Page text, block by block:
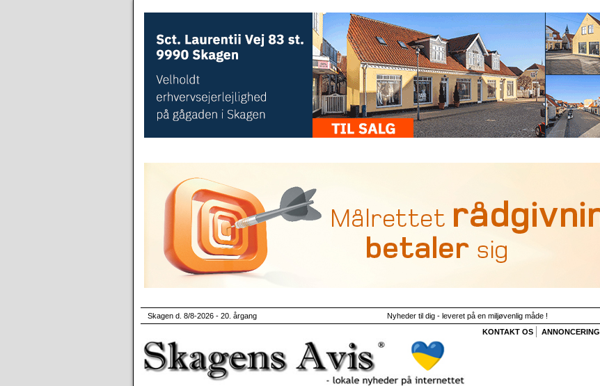
Skagen d. 8/8-2026 - 20. årgang Nyheder til dig - leveret på en miljøvenlig måde !
KONTAKT OS
ANNONCERING